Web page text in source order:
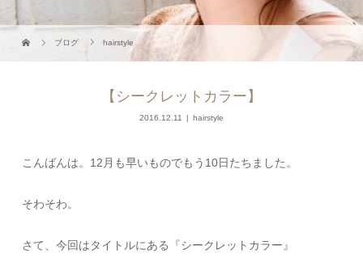
ブログ hairstyle
【シークレットカラー】
2016.12.11 hairstyle
こんばんは。12月も早いものでもう10日たちました。
そわそわ。
さて、今回はタイトルにある『シークレットカラー』